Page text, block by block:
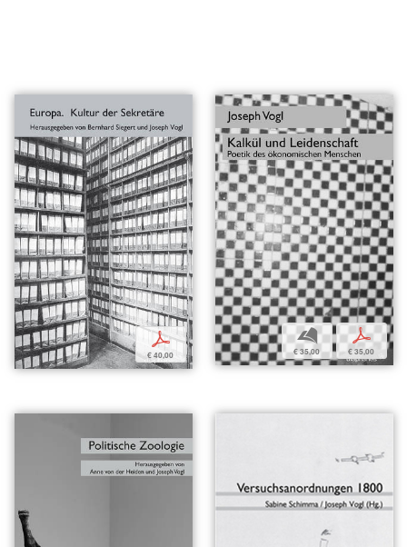
p
€ 40,00
b
€ 35,00
p
€ 35,00